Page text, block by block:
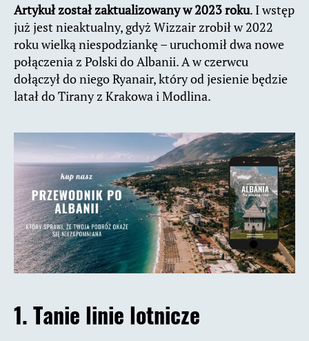
Artykuł został zaktualizowany w 2023 roku. I wstęp
już jest nieaktualny, gdyż Wizzair zrobił w 2022
roku wielką niespodziankę – uruchomił dwa nowe
połączenia z Polski do Albanii. A w czerwcu
dołączył do niego Ryanair, który od jesienie będzie
latał do Tirany z Krakowa i Modlina.
1. Tanie linie lotnicze